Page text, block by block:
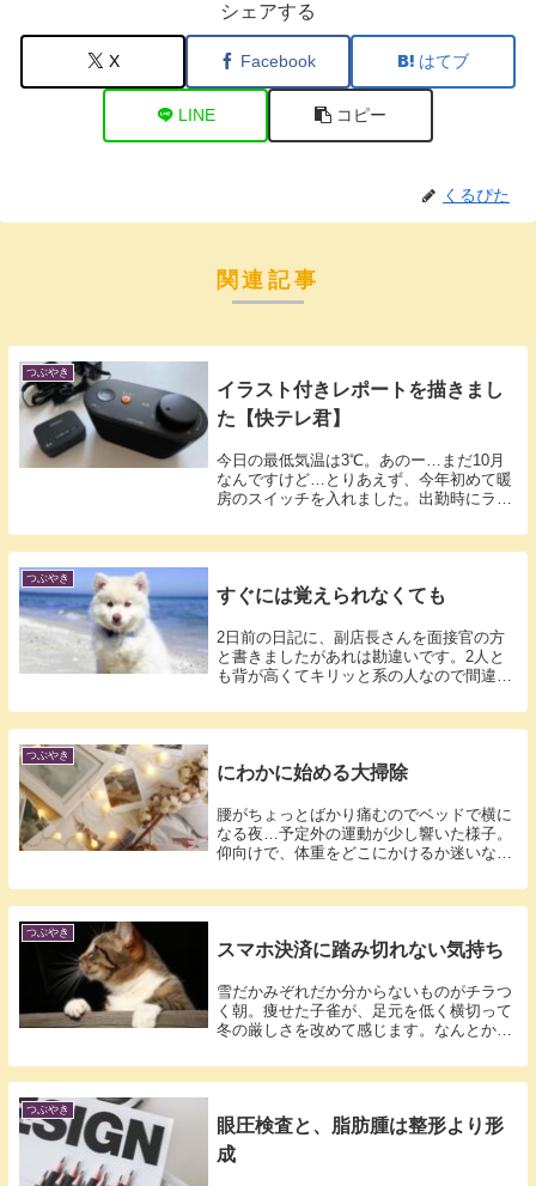
シェアする
X Facebook はてブ
LINE コピー
くるぴた
関連記事
つぶやき
イラスト付きレポートを描きまし
た【快テレ君】
今日の最低気温は3℃。あのー…まだ10月
なんですけど…とりあえず、今年初めて暖
房のスイッチを入れました。出勤時にライ
つぶやき
すぐには覚えられなくても
2日前の日記に、副店長さんを面接官の方
と書きましたがあれは勘違いです。2人と
も背が高くてキリッと系の人なので間違え
つぶやき
にわかに始める大掃除
腰がちょっとばかり痛むのでベッドで横に
なる夜…予定外の運動が少し響いた様子。
仰向けで、体重をどこにかけるか迷いなが
つぶやき
スマホ決済に踏み切れない気持ち
雪だかみぞれだか分からないものがチラつ
く朝。痩せた子雀が、足元を低く横切って
冬の厳しさを改めて感じます。なんとか生
つぶやき
眼圧検査と、脂肪腫は整形より形
成